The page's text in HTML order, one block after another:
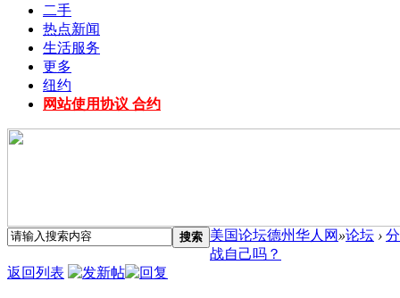
二手
热点新闻
生活服务
更多
纽约
网站使用协议 合约
搜索 美国论坛德州华人网 »论坛 ›
战自己吗？
返回列表